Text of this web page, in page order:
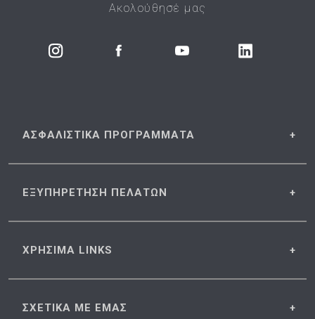
Ακολούθησέ μας
ΑΣΦΑΛΙΣΤΙΚΑ ΠΡΟΓΡΑΜΜΑΤΑ
ΕΞΥΠΗΡΕΤΗΣΗ ΠΕΛΑΤΩΝ
ΧΡΗΣΙΜΑ LINKS
ΣΧΕΤΙΚΑ ΜΕ ΕΜΑΣ